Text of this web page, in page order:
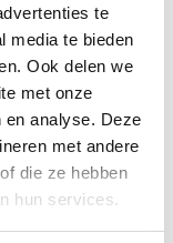
te
media te bieden
Ook delen we
met onze
analyse. Deze
met andere
die ze hebben
hun services.
om een ​​goede
u beelden kunt
details.
een camera die
bent.